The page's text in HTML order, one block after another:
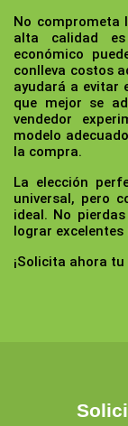
No comprometa
alta calidad
económico
conlleva costos
ayudará a evitar
que mejor se
vendedor
modelo
la compra.
La elección
universal, pero
ideal. No
lograr
¡Solicita ahora